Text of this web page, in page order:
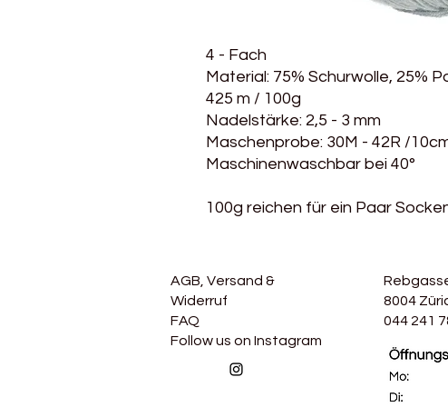
4 - Fach
Material: 75% Schurwolle, 25%
425 m / 100g
Nadelstärke: 2,5 - 3 mm
Maschenprobe: 30M - 42R /
Maschinenwaschbar bei 40°
100g reichen für ein Paar
AGB, Versand &
Widerruf
FAQ
Follow us on Instagram
8004
044 241